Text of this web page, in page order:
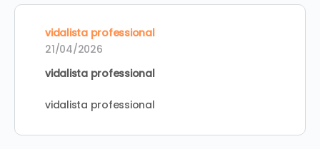
vidalista professional
21/04/2026
vidalista professional
vidalista professional